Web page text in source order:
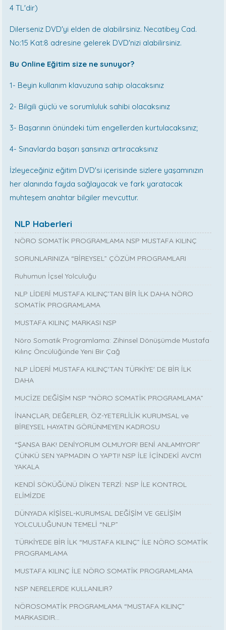
4 TL'dir)
Dilerseniz DVD'yi elden de alabilirsiniz. Necatibey Cad.
No:15 Kat:8 adresine gelerek DVD'nizi alabilirsiniz.
Bu Online Eğitim size ne sunuyor?
1- Beyin kullanım klavuzuna sahip olacaksınız
2- Bilgili güçlü ve sorumluluk sahibi olacaksınız
3- Başarının önündeki tüm engellerden kurtulacaksınız;
4- Sınavlarda başarı şansınızı artıracaksınız
İzleyeceğiniz eğitim DVD'si içerisinde sizlere yaşamınızın
her alanında fayda sağlayacak ve fark yaratacak
muhteşem anahtar bilgiler mevcuttur.
NLP Haberleri
NÖRO SOMATİK PROGRAMLAMA NSP MUSTAFA KILINÇ
SORUNLARINIZA “BİREYSEL” ÇÖZÜM PROGRAMLARI
Ruhumun İçsel Yolculuğu
NLP LİDERİ MUSTAFA KILINÇ’TAN BİR İLK DAHA NÖRO
SOMATİK PROGRAMLAMA
MUSTAFA KILINÇ MARKASI NSP
Nöro Somatik Programlama: Zihinsel Dönüşümde Mustafa
Kılınç Öncülüğünde Yeni Bir Çağ
NLP LİDERİ MUSTAFA KILINÇ'TAN TÜRKİYE' DE BİR İLK
DAHA
MUCİZE DEĞİŞİM NSP “NÖRO SOMATİK PROGRAMLAMA”
İNANÇLAR, DEĞERLER, ÖZ-YETERLİLİK KURUMSAL ve
BİREYSEL HAYATIN GÖRÜNMEYEN KADROSU
“ŞANSA BAK! DENİYORUM OLMUYOR! BENİ ANLAMIYOR!”
ÇÜNKÜ SEN YAPMADIN O YAPTI! NSP İLE İÇİNDEKİ AVCIYI
YAKALA
KENDİ SÖKÜĞÜNÜ DİKEN TERZİ: NSP İLE KONTROL
ELİMİZDE
DÜNYADA KİŞİSEL-KURUMSAL DEĞİŞİM VE GELİŞİM
YOLCULUĞUNUN TEMELİ “NLP”
TÜRKİYEDE BİR İLK “MUSTAFA KILINÇ” İLE NÖRO SOMATİK
PROGRAMLAMA
MUSTAFA KILINÇ İLE NÖRO SOMATİK PROGRAMLAMA
NSP NERELERDE KULLANILIR?
NÖROSOMATİK PROGRAMLAMA “MUSTAFA KILINÇ”
MARKASIDIR…